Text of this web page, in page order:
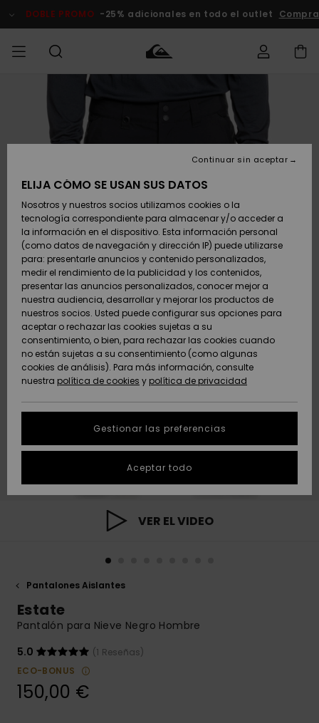
del
DOBLE PROMO -25% adicionales en todo el outlet
Zapatos y
chanclas
Surf
Snow
Novedades
Destacados
Zapatos y
chanclas
Surf
Snow
Novedades
Destacados
Destacados
Snow
SURF
Highlights
Comunidad
SNOW
Snow Niños
Tienda
Snow Mujer
Destacados
Comunidad
DOBLE
PROMO
Outlet
Mujer
AYUDA &
CONTACTO
Envio
Devoluciones
Pago
Tarjeta de
regalo
Quiksilver
Freedom
Protección de
datos
personales
Inicia una
conversación
más rápida a
tu pregunta.
Encuentra
más
accede a
SOSTENIBILIDAD
VER EL VIDEO
Pantalones Aislantes
Estate
Pantalón para Nieve Negro Hombre
5.0
(1 Reseñas)
ECO-BONUS
150,00 €
ELIJA CÓMO SE USAN SUS DATOS
Nosotros y nuestros socios utilizamos cookies o la
tecnología correspondiente para almacenar y/o acceder a
la información en el dispositivo. Esta información personal
(como datos de navegación y dirección IP) puede utilizarse
para: presentarle anuncios y contenido personalizados,
medir el rendimiento de la publicidad y los contenidos,
presentar las anuncios personalizados, conocer mejor a
nuestra audiencia, desarrollar y mejorar los productos de
nuestros socios. Usted puede configurar sus opciones para
aceptar o rechazar las cookies sujetas a su
consentimiento, o bien, para rechazar las cookies cuando
no están sujetas a su consentimiento (como algunas
cookies de análisis). Para más información, consulte
nuestra política de cookies y política de privacidad
Gestionar las preferencias
Continuar sin aceptar
Aceptar todo